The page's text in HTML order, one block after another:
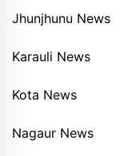
Jhunjhunu News
Karauli News
Kota News
Nagaur News